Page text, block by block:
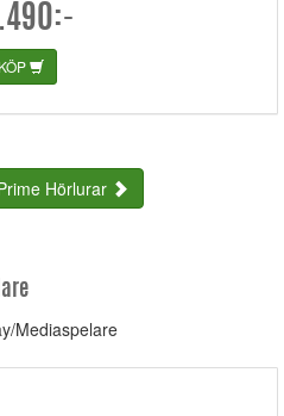
KÖP
Hörlurar
Mediaspelare